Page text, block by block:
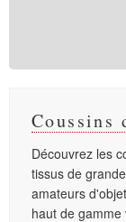
Coussins
Découvrez les
tissus de
amateurs
haut de